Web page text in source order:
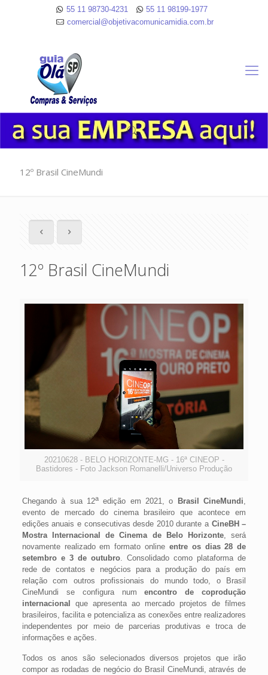
55 11 98730-4231
55 11 98199-1977
comercial@objetivacomunicamidia.com.br
12º Brasil CineMundi
12º Brasil CineMundi
20210628 - BELO HORIZONTE-MG - 16ª CINEOP -
Bastidores - Foto Jackson Romanelli/Universo Produção
Chegando à sua 12aedição em 2021, o Brasil CineMundi,
evento de mercado do cinema brasileiro que acontece em
edições anuais e consecutivas desde 2010 durante a CineBH –
Mostra Internacional de Cinema de Belo Horizonte, será
novamente realizado em formato online entre os dias 28 de
setembro e 3 de outubro. Consolidado como plataforma de
rede de contatos e negócios para a produção do país em
relação com outros profissionais do mundo todo, o Brasil
CineMundi se configura numencontro de coprodução
internacional
que apresenta ao mercado projetos de filmes
brasileiros, facilita e potencializa as conexões entre realizadores
independentes por meio de parcerias produtivas e troca de
informações e ações.
Todos os anos são selecionados diversos projetos que irão
compor as rodadas de negócio do Brasil CineMundi, através de